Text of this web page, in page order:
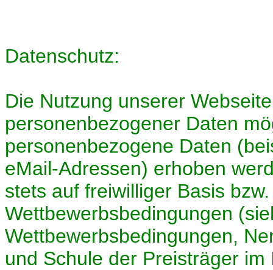
Datenschutz:
Die Nutzung unserer
personenbezogener Daten
personenbezogene Daten
eMail-Adressen) erhoben
stets auf freiwilliger Basis
Wettbewerbsbedingungen
Wettbewerbsbedingungen,
und Schule der Preisträger im